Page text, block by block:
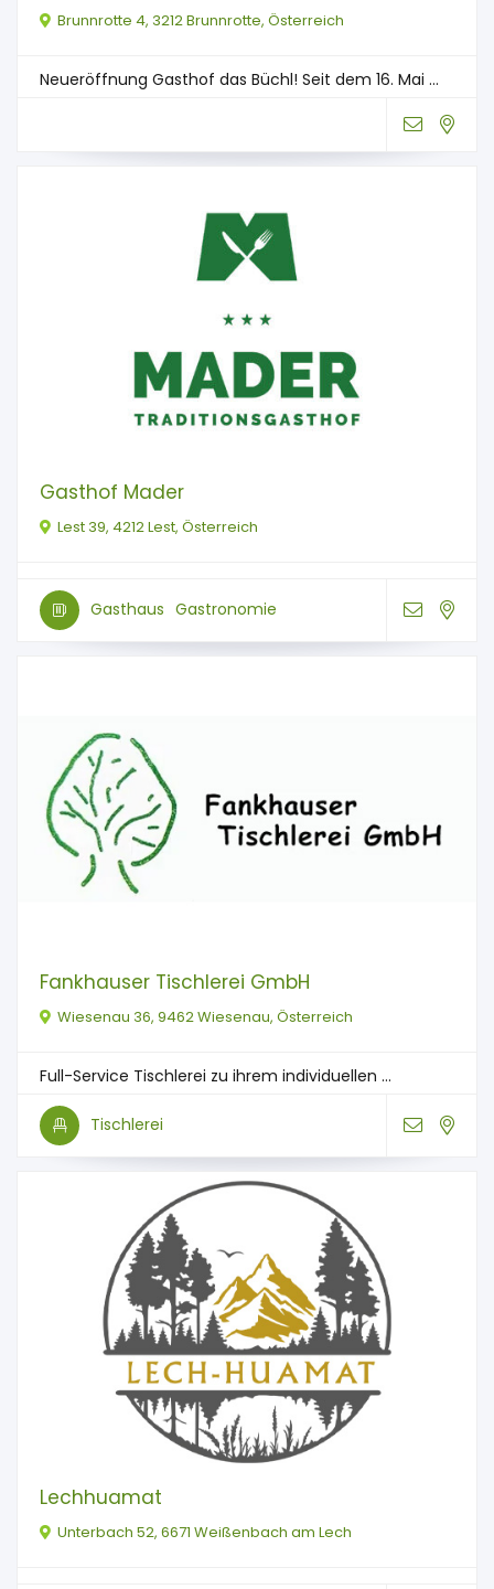
Brunnrotte 4, 3212 Brunnrotte, Österreich
Neueröffnung Gasthof das Büchl! Seit dem 16. Mai ...
Gasthof Mader
Lest 39, 4212 Lest, Österreich
Gasthaus Gastronomie
Fankhauser Tischlerei GmbH
Wiesenau 36, 9462 Wiesenau, Österreich
Full-Service Tischlerei zu ihrem individuellen ...
Tischlerei
Lechhuamat
Unterbach 52, 6671 Weißenbach am Lech